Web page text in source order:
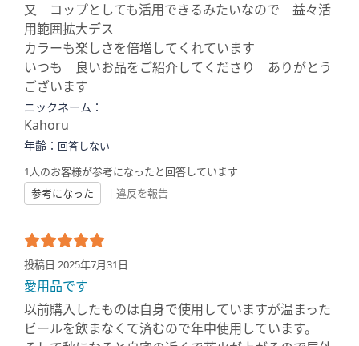
又 コップとしても活用できるみたいなので 益々活
用範囲拡大デス
カラーも楽しさを倍増してくれています
いつも 良いお品をご紹介してくださり ありがとう
ございます
ニックネーム：
Kahoru
年齢： 回答しない
1人のお客様が参考になったと回答しています
参考になった
| 違反を報告
投稿日 2025年7月31日
愛用品です
以前購入したものは自身で使用していますが温まった
ビールを飲まなくて済むので年中使用しています。